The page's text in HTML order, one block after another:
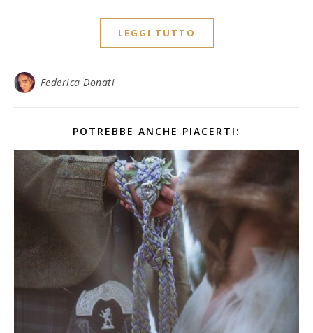
LEGGI TUTTO
Federica Donati
POTREBBE ANCHE PIACERTI: